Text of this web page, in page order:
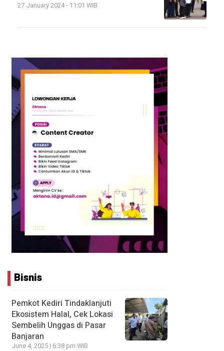
27 January 2024 - 11:01 WIB
Bisnis
Pemkot Kediri Tindaklanjuti
Ekosistem Halal, Cek Lokasi
Sembelih Unggas di Pasar
Banjaran
June 4, 2025 | 6:38 pm WIB